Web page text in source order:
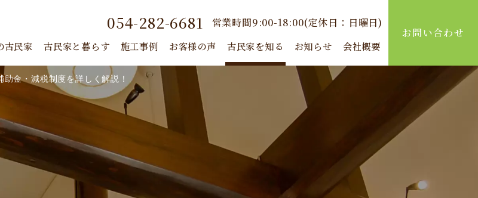
054-282-6681 営業時間9:00-18:00(定休日：日曜日)
古民家 古民家と暮らす 施工事例 お客様の声 古民家を知る お知らせ 会社概要
お問い合わせ
金・減税制度を詳しく解説！